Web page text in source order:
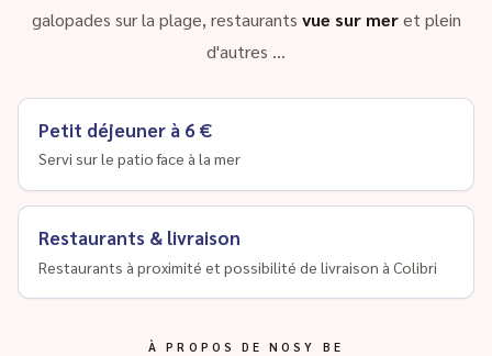
galopades sur la plage, restaurants vue sur meret plein
d'autres …
Petit déjeuner à 6 €
Servi sur le patio face à la mer
Restaurants & livraison
Restaurants à proximité et possibilité de livraison à Colibri
À PROPOS DE NOSY BE